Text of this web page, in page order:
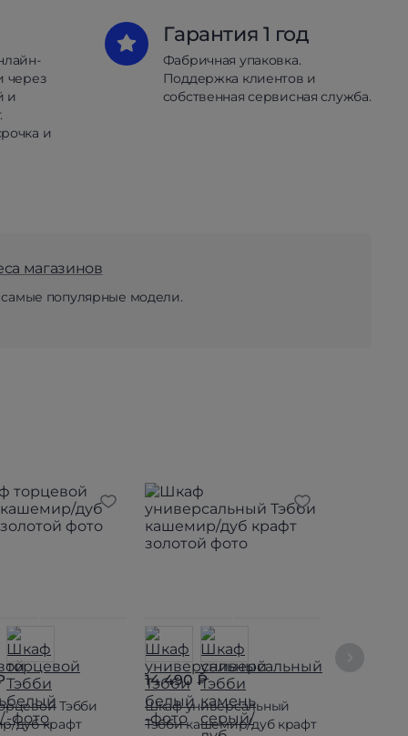
через
и
и
Гарантия 1 год
Фабричная упаковка.
Поддержка клиентов и
собственная сервисная служба.
магазинов
популярные модели.
Тэбби
дуб крафт
14 490 ₽
Шкаф универсальный
Тэбби кашемир/дуб крафт